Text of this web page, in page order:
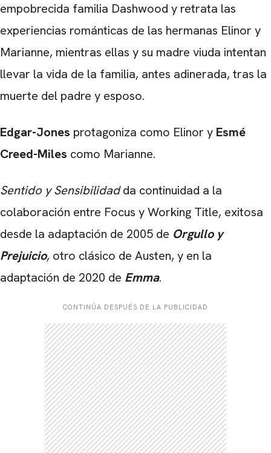
empobrecida familia Dashwood y retrata las
experiencias románticas de las hermanas Elinor y
Marianne, mientras ellas y su madre viuda intentan
llevar la vida de la familia, antes adinerada, tras la
muerte del padre y esposo.
Edgar-Jones protagoniza como Elinor y Esmé
Creed-Miles como Marianne.
Sentido y Sensibilidadda continuidad a la
colaboración entre Focus y Working Title, exitosa
desde la adaptación de 2005 de Orgullo y
Prejuicio, otro clásico de Austen, y en la
adaptación de 2020 de Emma.
CONTINÚA DESPUÉS DE LA PUBLICIDAD